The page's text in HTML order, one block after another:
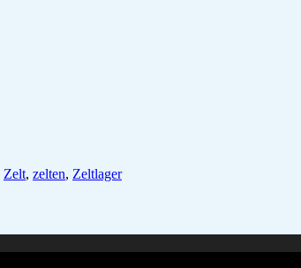
Zelt, zelten, Zeltlager